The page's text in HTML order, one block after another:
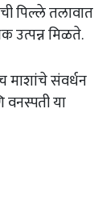
पिल्ले तलावात
उत्पन्न मिळते.
माशांचे संवर्धन
या